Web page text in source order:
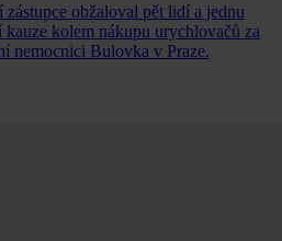
obžaloval pět lidí a jednu
kolem nákupu urychlovačů za
nemocnici Bulovka v Praze.